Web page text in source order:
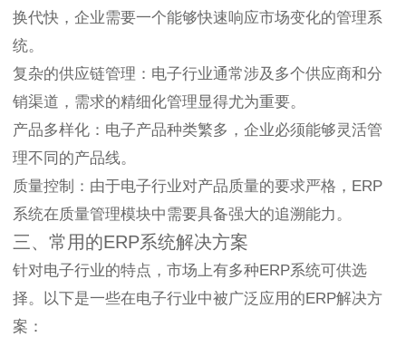
换代快，企业需要一个能够快速响应市场变化的管理系
统。
复杂的供应链管理：电子行业通常涉及多个供应商和分
销渠道，需求的精细化管理显得尤为重要。
产品多样化：电子产品种类繁多，企业必须能够灵活管
理不同的产品线。
质量控制：由于电子行业对产品质量的要求严格，ERP
系统在质量管理模块中需要具备强大的追溯能力。
三、常用的ERP系统解决方案
针对电子行业的特点，市场上有多种ERP系统可供选
择。以下是一些在电子行业中被广泛应用的ERP解决方
案：